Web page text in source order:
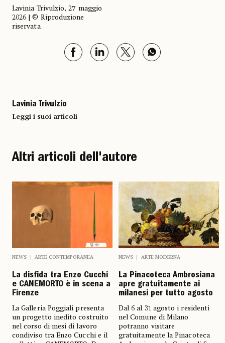
Lavinia Trivulzio, 27 maggio
2026 | © Riproduzione
riservata
Lavinia Trivulzio
Leggi i suoi articoli
Altri articoli dell'autore
NEWS ARTE CONTEMPORANEA
La disfida tra Enzo Cucchi
e CANEMORTO è in scena a
Firenze
La Galleria Poggiali presenta
un progetto inedito costruito
nel corso di mesi di lavoro
condiviso tra Enzo Cucchi e il
NEWS ARTE MODERNA
La Pinacoteca Ambrosiana
apre gratuitamente ai
milanesi per tutto agosto
Dal 6 al 31 agosto i residenti
nel Comune di Milano
potranno visitare
gratuitamente la Pinacoteca